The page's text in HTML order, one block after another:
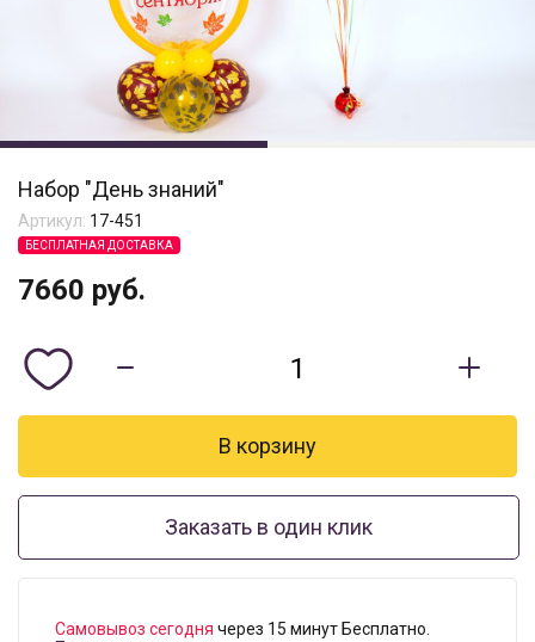
Набор "День знаний"
Артикул: 17-451
БЕСПЛАТНАЯ ДОСТАВКА
7660 руб.
Заказать в один клик
Самовывоз сегодня через 15 минут Бесплатно.